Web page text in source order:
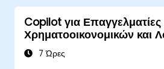
Copilot για Επαγγελματίες
Χρηματοοικονομικών και
7 Ώρες